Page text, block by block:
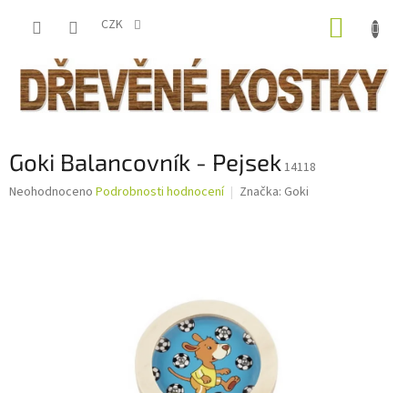
CZK
Goki Balancovník - Pejsek 14118
Průměrné
Neohodnoceno Podrobnosti hodnocení Značka: Goki